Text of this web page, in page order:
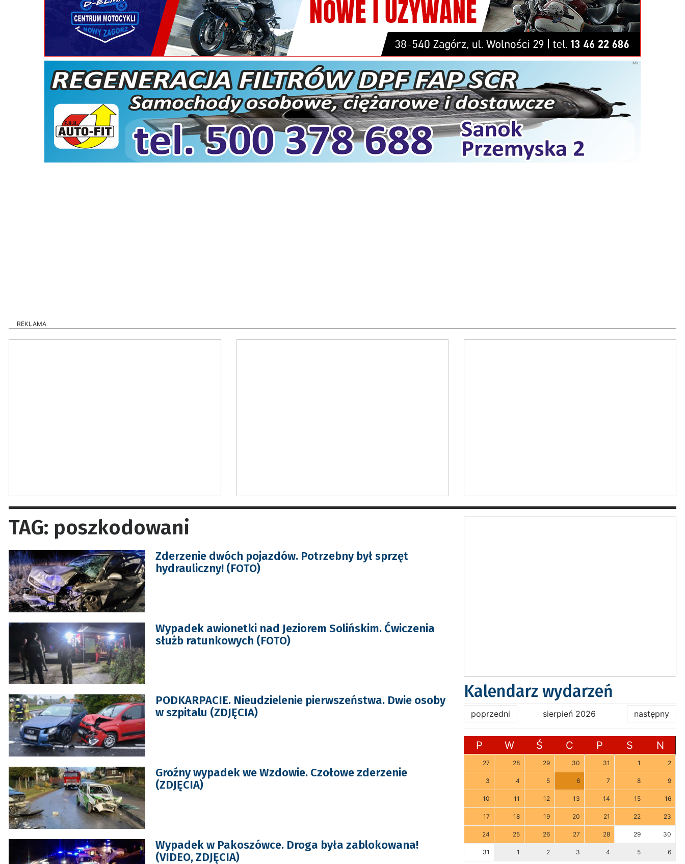
REKLAMA
TAG: poszkodowani
Zderzenie dwóch pojazdów. Potrzebny był sprzęt
hydrauliczny! (FOTO)
Wypadek awionetki nad Jeziorem Solińskim. Ćwiczenia
służb ratunkowych (FOTO)
PODKARPACIE. Nieudzielenie pierwszeństwa. Dwie osoby
w szpitalu (ZDJĘCIA)
Groźny wypadek we Wzdowie. Czołowe zderzenie
(ZDJĘCIA)
Wypadek w Pakoszówce. Droga była zablokowana!
(VIDEO, ZDJĘCIA)
Kalendarz wydarzeń
poprzedni sierpień 2026 następny
P W Ś C P S N
27 28 29 30 31 1 2
3 4 5 6 7 8 9
10 11 12 13 14 15 16
17 18 19 20 21 22 23
24 25 26 27 28 29 30
31 1 2 3 4 5 6